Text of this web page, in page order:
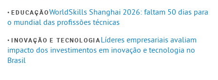
EDUCAÇÃOWorldSkills Shanghai 2026: faltam 50 dias para
o mundial das profissões técnicas
INOVAÇÃO E TECNOLOGIALíderes empresariais avaliam
impacto dos investimentos em inovação e tecnologia no
Brasil